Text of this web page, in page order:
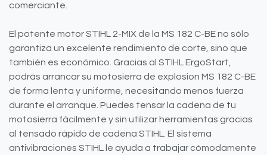
comerciante.
El potente motor STIHL 2-MIX de la MS 182 C-BE no sólo
garantiza un excelente rendimiento de corte, sino que
también es económico. Gracias al STIHL ErgoStart,
podrás arrancar su motosierra de explosion MS 182 C-BE
de forma lenta y uniforme, necesitando menos fuerza
durante el arranque. Puedes tensar la cadena de tu
motosierra fácilmente y sin utilizar herramientas gracias
al tensado rápido de cadena STIHL. El sistema
antivibraciones STIHL le ayuda a trabajar cómodamente